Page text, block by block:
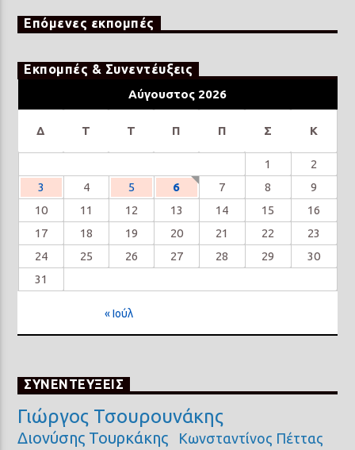
Επόμενες εκπομπές
Εκπομπές & Συνεντέυξεις
Αύγουστος 2026
Δ Τ Τ Π Π Σ Κ
1
2
3
4 5 6 7 8
9
10
11 12 13 14 15
16
17
18 19 20 21 22
23
24
25 26 27 28 29
30
31
« Ιούλ
ΣΥΝΕΝΤΕΥΞΕΙΣ
Γιώργος Τσουρουνάκης
Διονύσης Τουρκάκης Κωνσταντίνος Πέττας